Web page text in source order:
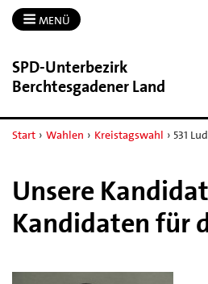
MENÜ
SPD-​Unterbezirk
Berchtesgadener Land
Start › Wahlen › Kreistagswahl › 531
Unsere
Kandidaten für